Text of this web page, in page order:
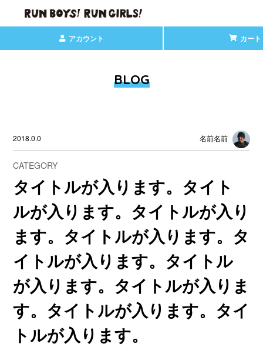
アカウント カート
BLOG
2018.0.0 名前名前
CATEGORY
タイトルが入ります。タイト
ルが入ります。タイトルが入り
ます。タイトルが入ります。タ
イトルが入ります。タイトル
が入ります。タイトルが入りま
す。タイトルが入ります。タイ
トルが入ります。